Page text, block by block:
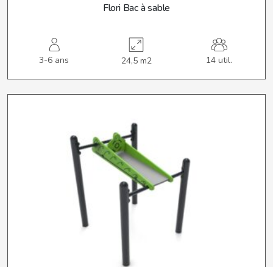
Flori Bac à sable
3-6 ans 24,5 m2 14 util.